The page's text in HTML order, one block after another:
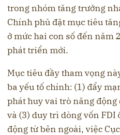
trong nhóm tăng trưởng
Chính phủ đặt mục tiêu
ở mức hai con số đến năm
phát triển mới.
Mục tiêu đầy tham vọng
ba yếu tố chính: (1) đẩy
phát huy vai trò năng
và (3) duy trì dòng vốn
động từ bên ngoài, việc